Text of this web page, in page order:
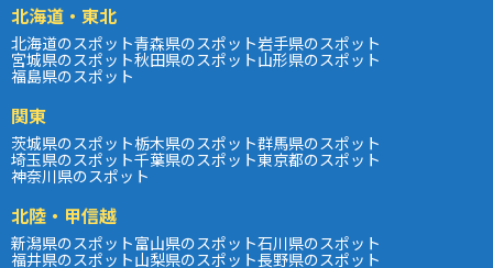
北海道・東北
北海道のスポット青森県のスポット岩手県のスポット
宮城県のスポット秋田県のスポット山形県のスポット
福島県のスポット
関東
茨城県のスポット栃木県のスポット群馬県のスポット
埼玉県のスポット千葉県のスポット東京都のスポット
神奈川県のスポット
北陸・甲信越
新潟県のスポット富山県のスポット石川県のスポット
福井県のスポット山梨県のスポット長野県のスポット